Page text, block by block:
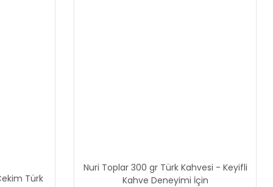
Türk
Nuri Toplar 300 gr Türk Kahvesi - Keyifli
Kahve Deneyimi İçin